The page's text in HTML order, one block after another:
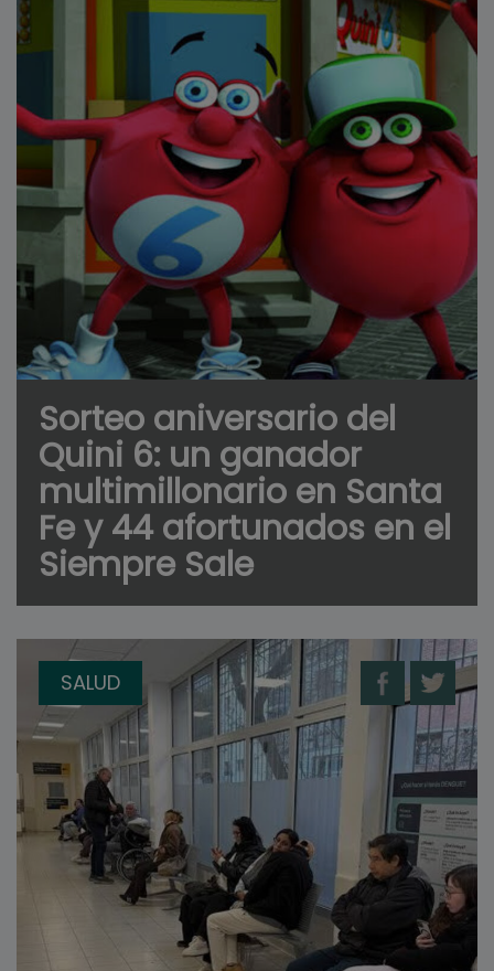
Sorteo aniversario del
Quini 6: un ganador
multimillonario en Santa
Fe y 44 afortunados en el
Siempre Sale
SALUD